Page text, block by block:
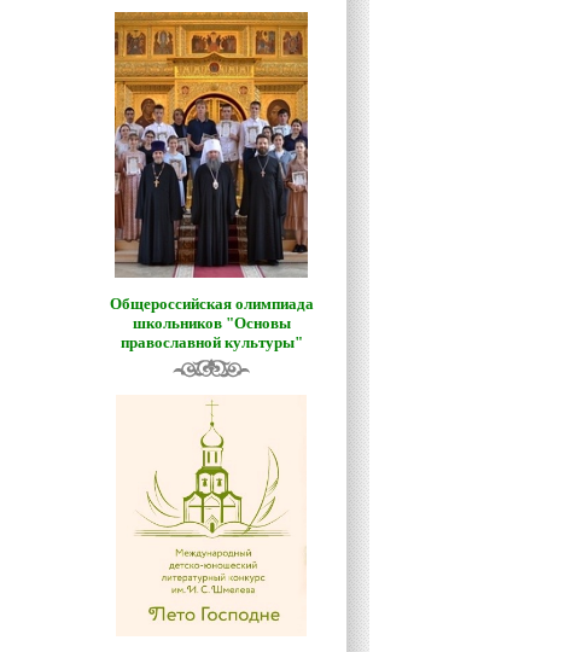
Общероссийская олимпиада
школьников "Основы
православной культуры"